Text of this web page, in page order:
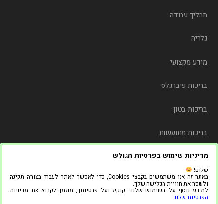
מדיניות שימוש בפרטיות הגולש
שלום!
באתר זה אנו משתמשים בקבצי Cookies, כדי לאפשר לאתר לעבוד בצורה תקינה
ולשפר את חוויית הגלישה שלך.
למידע נוסף על השימוש שלנו בקוקיז ועל פרטיותך, מוזמן לקרוא את מדיניות
הפרטיות שלנו.
תהליך עבודה
גלריה
מידע מקצועי
בריכות פיברגלס
בריכות בטון
בריכות מתועשות
משלוח
צור קשר